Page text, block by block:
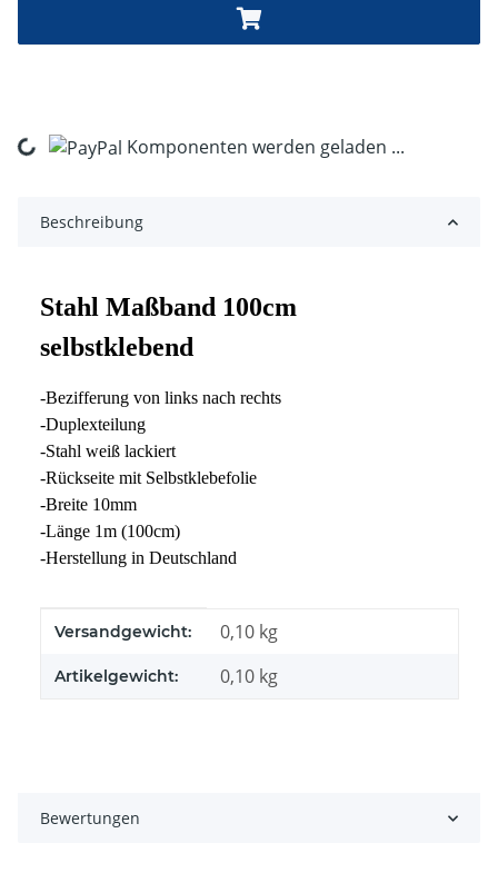
Loading... Komponenten werden geladen ...
Beschreibung
Stahl Maßband 100cm
selbstklebend
-Bezifferung von links nach rechts
-Duplexteilung
-Stahl weiß lackiert
-Rückseite mit Selbstklebefolie
-Breite 10mm
-Länge 1m (100cm)
-Herstellung in Deutschland
Produkteigenschaft
Wert
Versandgewicht: 0,10 kg
Artikelgewicht: 0,10 kg
Bewertungen